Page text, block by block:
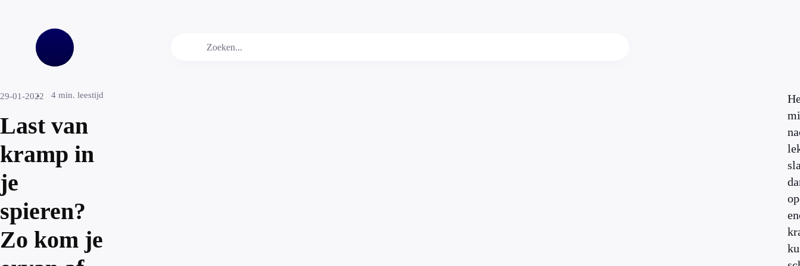
29-01-2022 4 min. leestijd
Last van
kramp in
je
spieren?
Zo kom je